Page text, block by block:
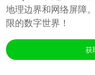
地理边界和网络屏障
限的数字世界！
获